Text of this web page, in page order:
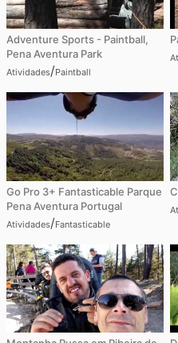
Adventure Sports - Paintball,
Pena Aventura Park
Atividades/Paintball
Go Pro 3+ Fantasticable Parque
Pena Aventura Portugal
Atividades/Fantasticable